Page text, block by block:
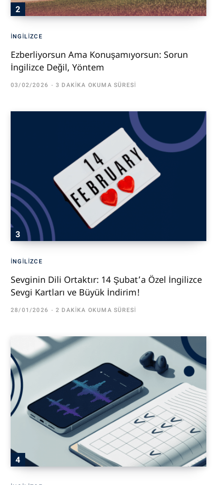
İNGILIZCE
Ezberliyorsun Ama Konuşamıyorsun: Sorun
İngilizce Değil, Yöntem
03/02/2026 3 DAKIKA OKUMA SÜRESI
İNGILIZCE
Sevginin Dili Ortaktır: 14 Şubat’a Özel İngilizce
Sevgi Kartları ve Büyük İndirim!
28/01/2026 2 DAKIKA OKUMA SÜRESI